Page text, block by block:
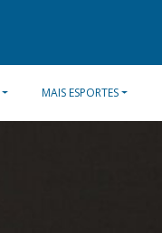
MAIS ESPORTES